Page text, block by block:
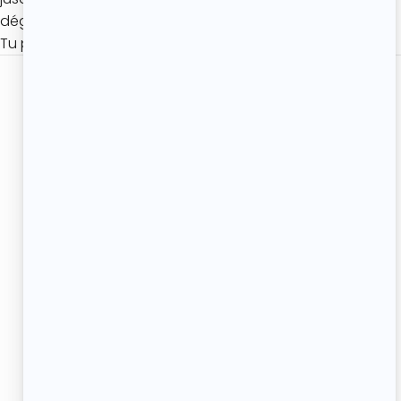
déguster pour qu’ils retrouvent leur moelleux.
Tu peux également les congeler jusqu’à 3 mois !